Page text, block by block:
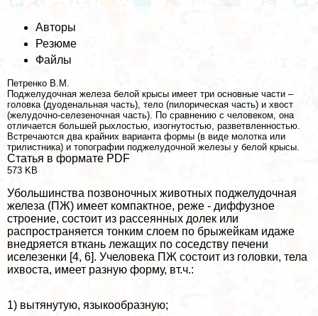
Авторы
Резюме
Файлы
Петренко В.М.
Поджелудочная железа белой крысы имеет три основные части –
головка (дуоденальная часть), тело (пилорическая часть) и хвост
(желудочно-селезеночная часть). По сравнению с человеком, она
отличается большей рыхлостью, изогнутостью, разветвленностью.
Встречаются два крайних варианта формы (в виде молотка или
трилистника) и топографии поджелудочной железы у белой крысы.
Статья в формате PDF
573 KB
Убольшинства позвоночных животных поджелудочная
железа (ПЖ) имеет компактное, реже - диффузное
строение, состоит из рассеянных долек или
распространяется тонким слоем по брыжейкам идаже
внедряется вткань лежащих по соседству печени
иселезенки [4, 6]. Учеловека ПЖ состоит из головки, тела
ихвоста, имеет разную форму, вт.ч.:
1) вытянутую, языкообразную;